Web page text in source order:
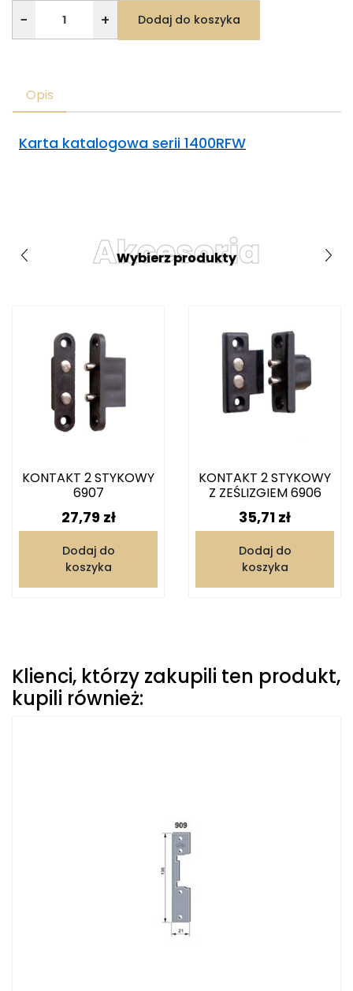
− + Dodaj do koszyka
Opis
Karta katalogowa serii 1400RFW
Akcesoria
Wybierz produkty
KONTAKT 2 STYKOWY
6907
Cena
27,79 zł
Dodaj do
koszyka
KONTAKT 2 STYKOWY
Z ZEŚLIZGIEM 6906
Cena
35,71 zł
Dodaj do
koszyka
Klienci, którzy zakupili ten produkt,
kupili również: